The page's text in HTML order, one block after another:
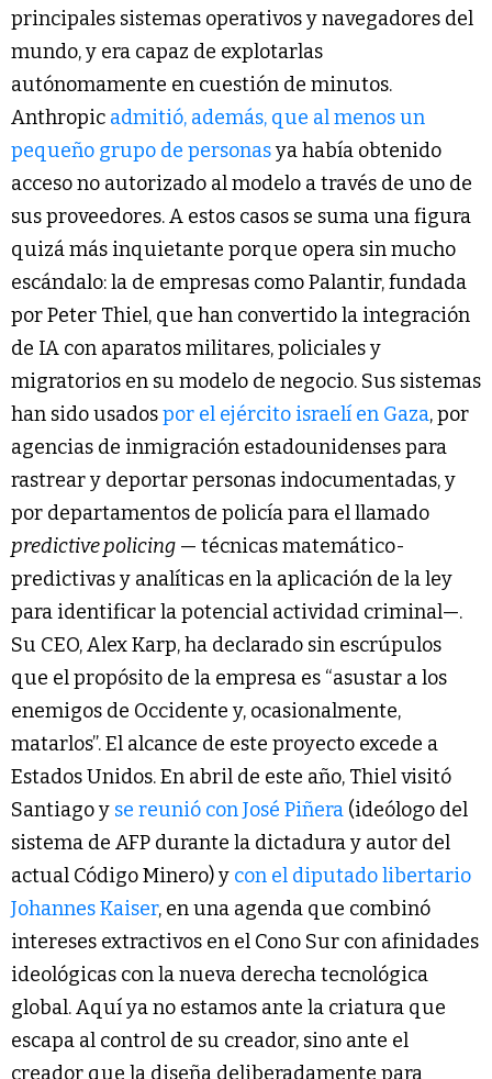
principales sistemas operativos y navegadores del
mundo, y era capaz de explotarlas
autónomamente en cuestión de minutos.
Anthropic admitió, además, que al menos un
pequeño grupo de personasya había obtenido
acceso no autorizado al modelo a través de uno de
sus proveedores. A estos casos se suma una figura
quizá más inquietante porque opera sin mucho
escándalo: la de empresas como Palantir, fundada
por Peter Thiel, que han convertido la integración
de IA con aparatos militares, policiales y
migratorios en su modelo de negocio. Sus sistemas
han sido usadospor el ejército israelí en Gaza, por
agencias de inmigración estadounidenses para
rastrear y deportar personas indocumentadas, y
por departamentos de policía para el llamado
predictive policing — técnicas matemático-
predictivas y analíticas en la aplicación de la ley
para identificar la potencial actividad criminal—.
Su CEO, Alex Karp, ha declarado sin escrúpulos
que el propósito de la empresa es “asustar a los
enemigos de Occidente y, ocasionalmente,
matarlos”. El alcance de este proyecto excede a
Estados Unidos. En abril de este año, Thiel visitó
Santiago y se reunió con José Piñera (ideólogo del
sistema de AFP durante la dictadura y autor del
actual Código Minero) y con el diputado libertario
Johannes Kaiser, en una agenda que combinó
intereses extractivos en el Cono Sur con afinidades
ideológicas con la nueva derecha tecnológica
global. Aquí ya no estamos ante la criatura que
escapa al control de su creador, sino ante el
creador que la diseña deliberadamente para